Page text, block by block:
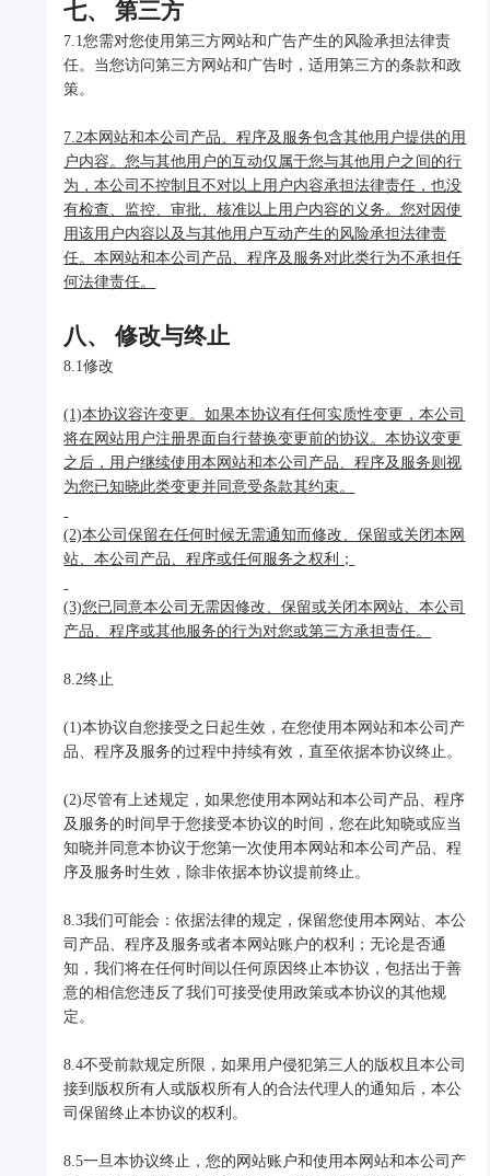
七、 第三方
7.1您需对您使用第三方网站和广告产生的风险承担法律责
任。当您访问第三方网站和广告时，适用第三方的条款和政
策。
7.2本网站和本公司产品、程序及服务包含其他用户提供的用
户内容。您与其他用户的互动仅属于您与其他用户之间的行
为，本公司不控制且不对以上用户内容承担法律责任，也没
有检查、监控、审批、核准以上用户内容的义务。您对因使
用该用户内容以及与其他用户互动产生的风险承担法律责
任。本网站和本公司产品、程序及服务对此类行为不承担任
何法律责任。
八、 修改与终止
8.1修改
(1)本协议容许变更。如果本协议有任何实质性变更，本公司
将在网站用户注册界面自行替换变更前的协议。本协议变更
之后，用户继续使用本网站和本公司产品、程序及服务则视
为您已知晓此类变更并同意受条款其约束。
(2)本公司保留在任何时候无需通知而修改、保留或关闭本网
站、本公司产品、程序或任何服务之权利；
(3)您已同意本公司无需因修改、保留或关闭本网站、本公司
产品、程序或其他服务的行为对您或第三方承担责任。
8.2终止
(1)本协议自您接受之日起生效，在您使用本网站和本公司产
品、程序及服务的过程中持续有效，直至依据本协议终止。
(2)尽管有上述规定，如果您使用本网站和本公司产品、程序
及服务的时间早于您接受本协议的时间，您在此知晓或应当
知晓并同意本协议于您第一次使用本网站和本公司产品、程
序及服务时生效，除非依据本协议提前终止。
8.3我们可能会：依据法律的规定，保留您使用本网站、本公
司产品、程序及服务或者本网站账户的权利；无论是否通
知，我们将在任何时间以任何原因终止本协议，包括出于善
意的相信您违反了我们可接受使用政策或本协议的其他规
定。
8.4不受前款规定所限，如果用户侵犯第三人的版权且本公司
接到版权所有人或版权所有人的合法代理人的通知后，本公
司保留终止本协议的权利。
8.5一旦本协议终止，您的网站账户和使用本网站和本公司产